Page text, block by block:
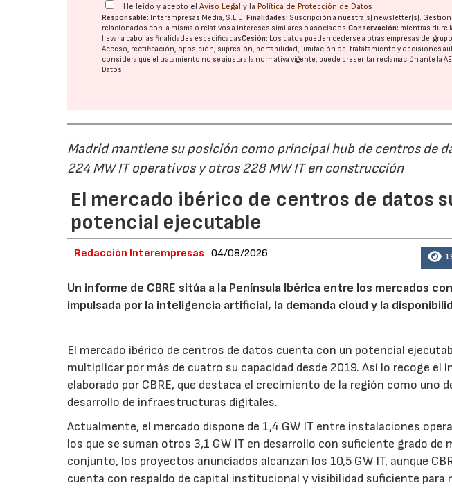
He leído y acepto elAviso Legal y la Política de Protección de Datos
Responsable: Interempresas Media, S.L.U.Finalidades: Suscripción a nuestra(s) newsletter(s).
relacionados con la misma o relativos a intereses similares o asociados.Conservación: mientras dure
llevar a cabo las finalidades especificadasCesión: Los datos pueden cederse a otras empresas del grupo
Acceso, rectificación, oposición, supresión, portabilidad, limitación del tratatamiento y decisiones
considera que el tratamiento no se ajusta a la normativa vigente, puede presentar reclamación ante la
Datos
Madrid mantiene su posición como principal hub de centros de
224 MW IT operativos y otros 228 MW IT en construcción
El mercado ibérico de centros de datos
potencial ejecutable
Redacción Interempresas 04/08/2026
Un informe de CBRE sitúa a la Península Ibérica entre los mercados
impulsada por la inteligencia artificial, la demanda cloud y la
El mercado ibérico de centros de datos cuenta con un potencial
multiplicar por más de cuatro su capacidad desde 2019. Así lo recoge el
elaborado por CBRE, que destaca el crecimiento de la región como uno
desarrollo de infraestructuras digitales.
Actualmente, el mercado dispone de 1,4 GW IT entre instalaciones
los que se suman otros 3,1 GW IT en desarrollo con suficiente grado de
conjunto, los proyectos anunciados alcanzan los 10,5 GW IT, aunque
cuenta con respaldo de capital institucional y visibilidad suficiente para